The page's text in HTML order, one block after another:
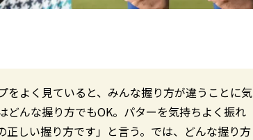
よく見ていると、みんな握り方が違うことに気
んな握り方でもOK。パターを気持ちよく振れ
しい握り方です」と言う。では、どんな握り方